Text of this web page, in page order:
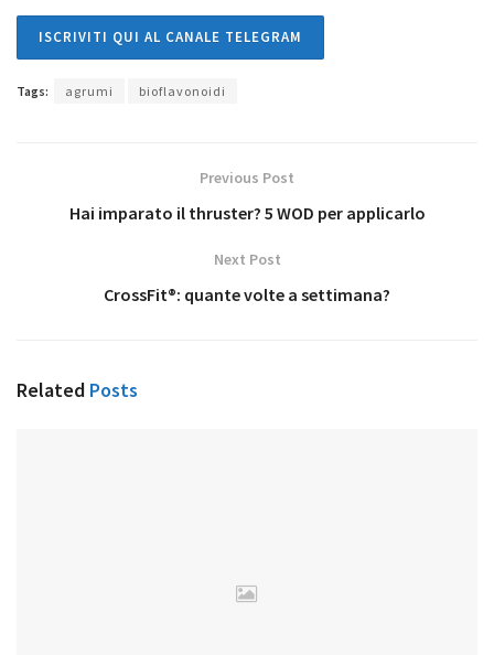
ISCRIVITI QUI AL CANALE TELEGRAM
Tags: agrumi bioflavonoidi
Previous Post
Hai imparato il thruster? 5 WOD per applicarlo
Next Post
CrossFit®: quante volte a settimana?
Related Posts